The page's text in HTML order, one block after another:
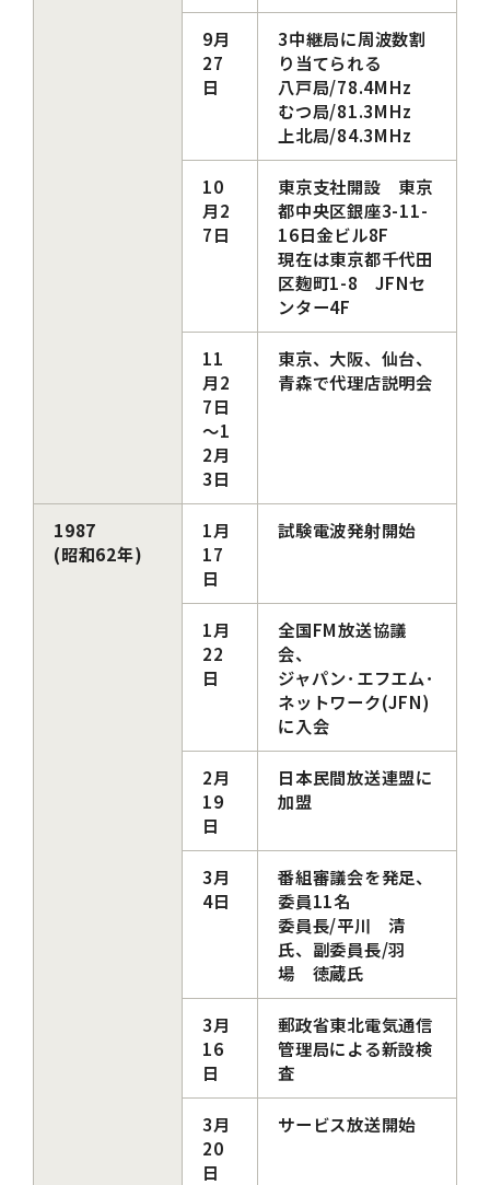
9月
27
日
3中継局に周波数割
り当てられる
八戸局/78.4MHz
むつ局/81.3MHz
上北局/84.3MHz
10
月2
7日
東京支社開設 東京
都中央区銀座3-11-
16日金ビル8F
現在は東京都千代田
区麹町1-8 JFNセ
ンター4F
11
月2
7日
～1
2月
3日
東京、大阪、仙台、
青森で代理店説明会
1987
(昭和62年)
1月
17
日
試験電波発射開始
1月
22
日
全国FM放送協議
会、
ジャパン･エフエム･
ネットワーク(JFN)
に入会
2月
19
日
日本民間放送連盟に
加盟
3月
4日
番組審議会を発足、
委員11名
委員長/平川 清
氏、副委員長/羽
場 徳蔵氏
3月
16
日
郵政省東北電気通信
管理局による新設検
査
3月
20
日
サービス放送開始